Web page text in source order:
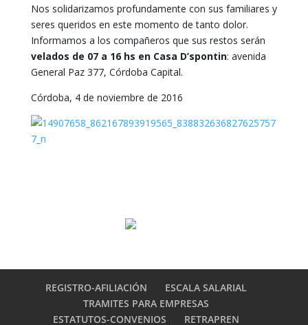
Nos solidarizamos profundamente con sus familiares y
seres queridos en este momento de tanto dolor.
Informamos a los compañeros que sus restos serán
velados de 07 a 16 hs en Casa D’spontin: avenida
General Paz 377, Córdoba Capital.
Córdoba, 4 de noviembre de 2016
REGISTRO-AFILIACIÓN
ESCALA SALARIAL
TRAMITES PARA EMPRESAS
ESTATUTOS-CONVENIOS
RETRAPREN